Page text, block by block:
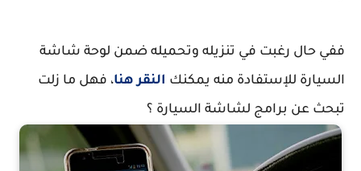
ففي حال رغبت في تنزيله وتحميله ضمن لوحة شاشة
السيارة للإستفادة منه يمكنك النقر هنا، فهل ما زلت
تبحث عن برامج لشاشة السيارة ؟